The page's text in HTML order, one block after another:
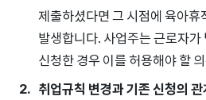
제출하셨다면 그 시점에 육아휴
발생합니다. 사업주는 근로자
신청한 경우 이를 허용해야 할
취업규칙 변경과 기존 신청의 관